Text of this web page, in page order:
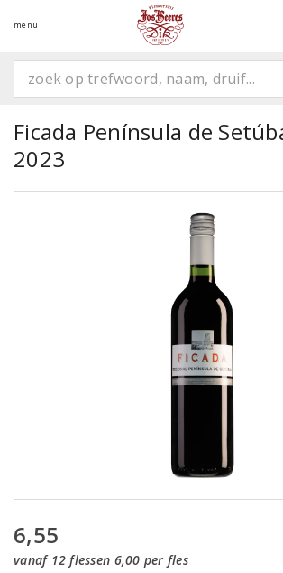
menu
Ficada Península de
2023
6,55
vanaf 12 flessen 6,00 per fles